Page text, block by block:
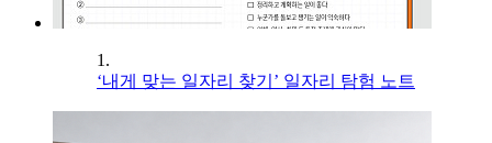
1.
‘내게 맞는 일자리 찾기’ 일자리 탐험 노트